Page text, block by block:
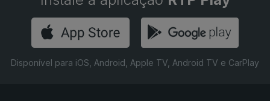
Disponível para iOS, Android, Apple TV, Android TV e CarPlay